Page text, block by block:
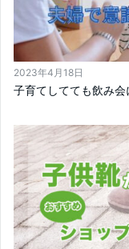
2023年4月18日
子育てしてても飲み